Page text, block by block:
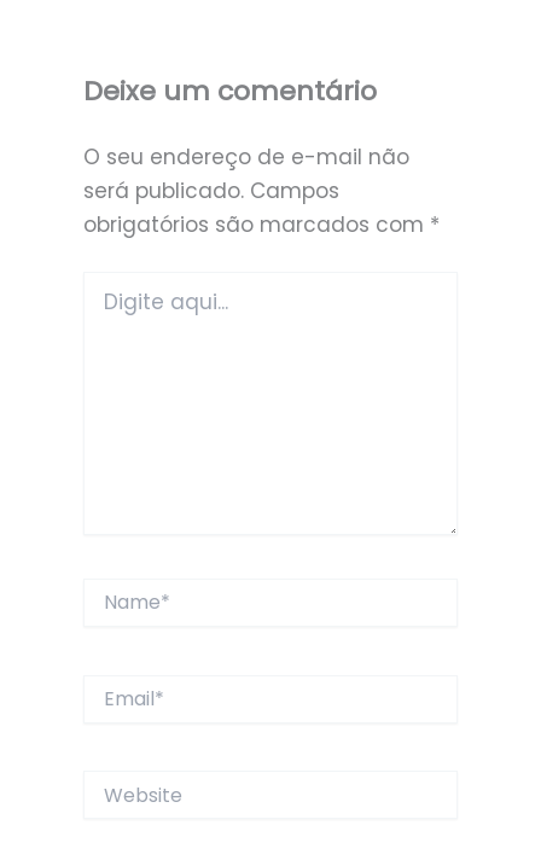
Deixe um comentário
O seu endereço de e-mail não
será publicado. Campos
obrigatórios são marcados com *
aqui...
Website